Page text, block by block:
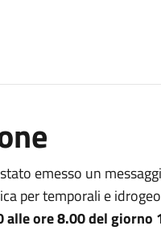
emesso un
per temporali e
alle ore 8.00 del